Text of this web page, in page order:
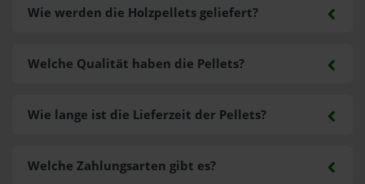
Wie werden die Holzpellets geliefert?
Welche Zahlungsarten gibt es?
Welche Qualität haben die Pellets?
Wie lange ist die Lieferzeit der Pellets?